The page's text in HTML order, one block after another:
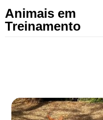
Animais em
Treinamento